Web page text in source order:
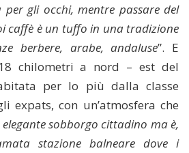
gli occhi, mentre passare del
caffè è un tuffo in una tradizione
berbere, arabe, andaluse”. E
chilometri a nord – est del
per lo più dalla classe
expats, con un’atmosfera che
sobborgo cittadino ma è,
stazione balneare dove i